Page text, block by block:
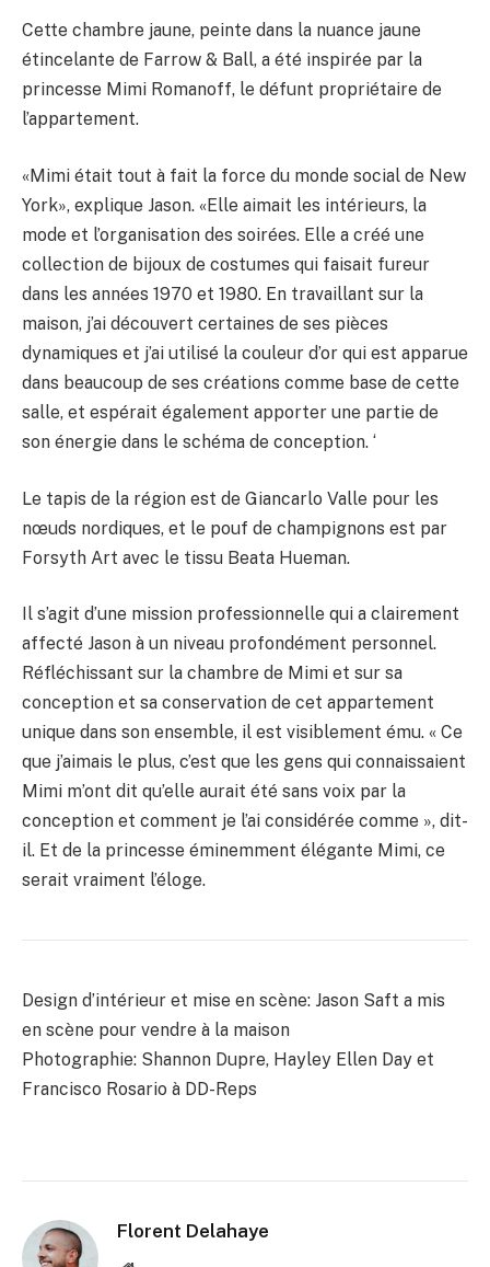
Cette chambre jaune, peinte dans la nuance jaune
étincelante de Farrow & Ball, a été inspirée par la
princesse Mimi Romanoff, le défunt propriétaire de
l’appartement.
«Mimi était tout à fait la force du monde social de New
York», explique Jason. «Elle aimait les intérieurs, la
mode et l’organisation des soirées. Elle a créé une
collection de bijoux de costumes qui faisait fureur
dans les années 1970 et 1980. En travaillant sur la
maison, j’ai découvert certaines de ses pièces
dynamiques et j’ai utilisé la couleur d’or qui est apparue
dans beaucoup de ses créations comme base de cette
salle, et espérait également apporter une partie de
son énergie dans le schéma de conception. ‘
Le tapis de la région est de Giancarlo Valle pour les
nœuds nordiques, et le pouf de champignons est par
Forsyth Art avec le tissu Beata Hueman.
Il s’agit d’une mission professionnelle qui a clairement
affecté Jason à un niveau profondément personnel.
Réfléchissant sur la chambre de Mimi et sur sa
conception et sa conservation de cet appartement
unique dans son ensemble, il est visiblement ému. « Ce
que j’aimais le plus, c’est que les gens qui connaissaient
Mimi m’ont dit qu’elle aurait été sans voix par la
conception et comment je l’ai considérée comme », dit-
il. Et de la princesse éminemment élégante Mimi, ce
serait vraiment l’éloge.
Design d’intérieur et mise en scène: Jason Saft a mis
en scène pour vendre à la maison
Photographie: Shannon Dupre, Hayley Ellen Day et
Francisco Rosario à DD-Reps
Florent Delahaye